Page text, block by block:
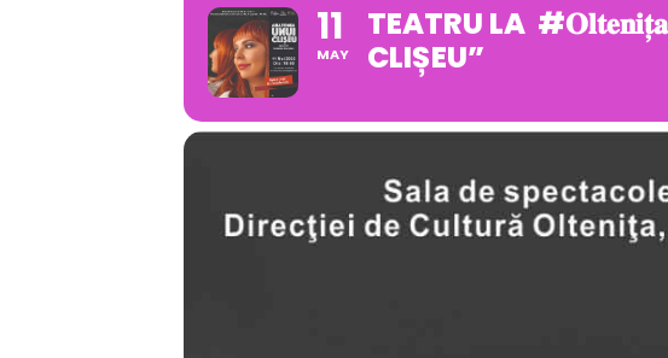
11
MAY
TEATRU LA
CLIȘEU”